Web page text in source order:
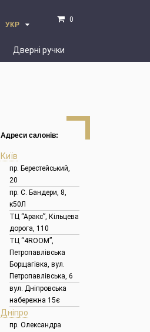
УКР
0
Дверні ручки
Адреси салонів:
Київ
пр. Берестейський,
20
пр. С. Бандери, 8,
к50Л
ТЦ “Аракс”, Кільцева
дорога, 110
ТЦ “4ROOM”,
Петропавлівська
Борщагівка, вул.
Петропавлівська, 6
вул. Дніпровська
набережна 15є
Дніпро
пр. Олександра